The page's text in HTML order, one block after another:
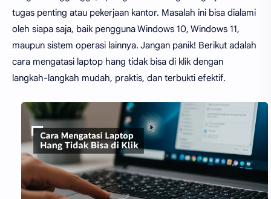
tugas penting atau pekerjaan kantor. Masalah ini bisa dialami
oleh siapa saja, baik pengguna Windows 10, Windows 11,
maupun sistem operasi lainnya. Jangan panik! Berikut adalah
cara mengatasi laptop hang tidak bisa di klik dengan
langkah-langkah mudah, praktis, dan terbukti efektif.